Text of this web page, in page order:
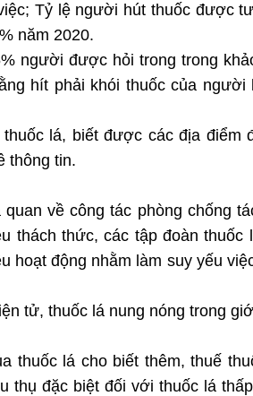
Tỷ lệ người hút thuốc được
năm 2020.
người được hỏi trong trong
hít phải khói thuốc của người
lá, biết được các địa điểm
thông tin.
về công tác phòng chống
thách thức, các tập đoàn thuốc
hoạt động nhằm làm suy yếu
tử, thuốc lá nung nóng trong
thuốc lá cho biết thêm, thuế
thụ đặc biệt đối với thuốc lá